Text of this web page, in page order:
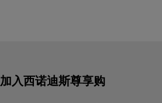
加入西诺迪斯尊享购